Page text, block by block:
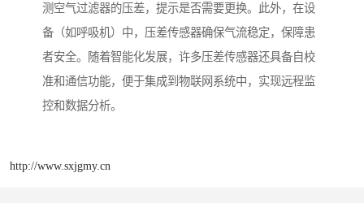
测空气过滤器的压差，提示是否需要更换。此外，在设
备（如呼吸机）中，压差传感器确保气流稳定，保障患
者安全。随着智能化发展，许多压差传感器还具备自校
准和通信功能，便于集成到物联网系统中，实现远程监
控和数据分析。
http://www.sxjgmy.cn